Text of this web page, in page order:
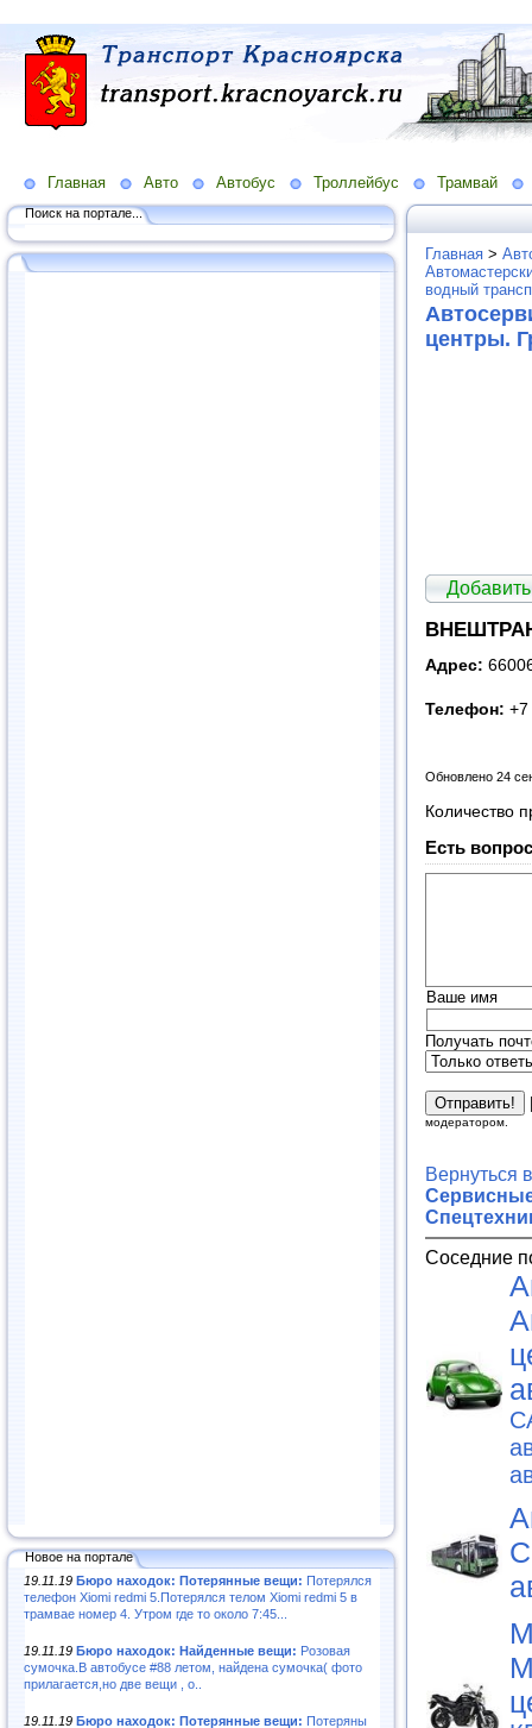
Главная Авто Автобус Троллейбус Трамвай
Поиск на портале...
Новое на портале
19.11.19 Бюро находок: Потерянные вещи: Потерялся
телефон Xiomi redmi 5.Потерялся телом Xiomi redmi 5 в
трамвае номер 4. Утром где то около 7:45...
19.11.19 Бюро находок: Найденные вещи: Розовая
сумочка.В автобусе #88 летом, найдена сумочка( фото
прилагается,но две вещи , о..
19.11.19 Бюро находок: Потерянные вещи: Потеряны
Главная >
водный
центры.
Адрес:
Телефон: +7
Обновлено 24
Количество
Есть
Ваше имя
Получать
модератором.
Вернуться
Соседние